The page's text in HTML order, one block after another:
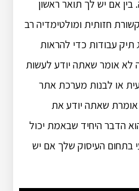
אם יש לך תואר ראשון
חזותית ומולטימדיה רב
עבודות כדי להראות
לא אומר שאתה יודע לעשות
או לבנות מערכת אתר
שאתה יודע את
הדבר היחיד שבאמת יכול
העיסוק שלך אם יש